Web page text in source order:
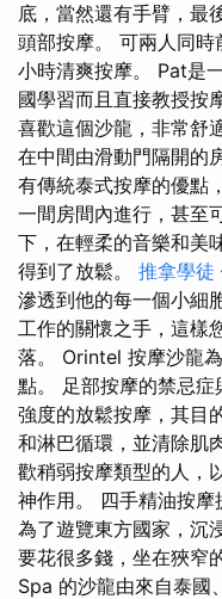
底，當然還有手臂，最
頭部按摩。 可兩人同時
小時清爽按摩。 Pat是
國學習而且直接教授按
喜歡這個沙龍，非常舒
在中間由滑動門隔開的
有傳統泰式按摩的優點
一間房間內進行，甚至
下，在輕柔的音樂和美
得到了放鬆。 推拿學徒
滲透到他的每一個小細
工作的關懷之手，這樣
落。 Orintel 按摩沙龍
點。 足部按摩的禁忌
強度的放鬆按摩，其目
和淋巴循環，並清除肌
歡稍弱按摩類型的人，
神作用。 四手精油按摩
為了遊覽東方國家，沉
要花很多錢，坐在狹窄
Spa 的沙龍由來自泰國